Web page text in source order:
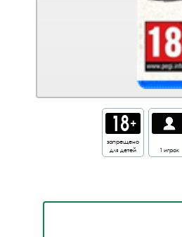
запрещено
для детей
1 игрок